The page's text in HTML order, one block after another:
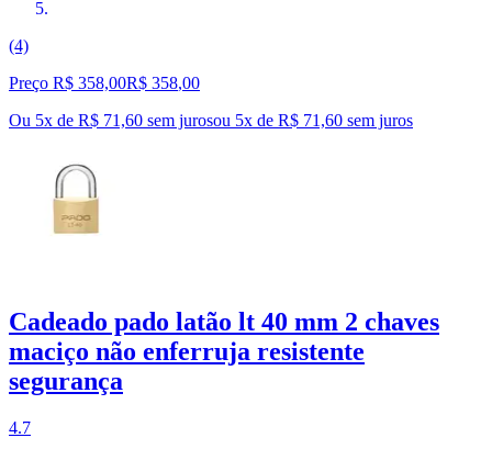
(4)
Preço R$ 358,00R$ 358,00
Ou 5x de R$ 71,60 sem jurosou 5x de R$ 71,60 sem juros
Cadeado pado latão lt 40 mm 2 chaves
maciço não enferruja resistente
segurança
4.7